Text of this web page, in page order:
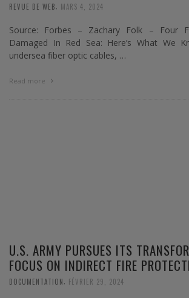
REVUE DE WEB MARS 4, 2024
Source: Forbes – Zachary Folk – Four
Damaged In Red Sea: Here’s What We
undersea fiber optic cables, …
Read more
U.S. ARMY PURSUES ITS
FOCUS ON INDIRECT FIRE
DOCUMENTATION FÉVRIER 29, 2024